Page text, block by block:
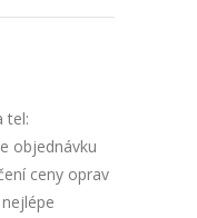
tel:
objednávku
ceny oprav